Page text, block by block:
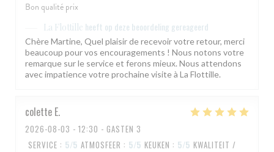
Bon qualité prix
La Flottille heeft op deze beoordeling gereageerd
Chère Martine, Quel plaisir de recevoir votre retour, merci
beaucoup pour vos encouragements ! Nous notons votre
remarque sur le service et ferons mieux. Nous attendons
avec impatience votre prochaine visite à La Flottille.
colette E
2026-08-03 - 12:30 - GASTEN 3
SERVICE : 5/5 ATMOSFEER : 5/5 KEUKEN : 5/5 KWALITEIT /